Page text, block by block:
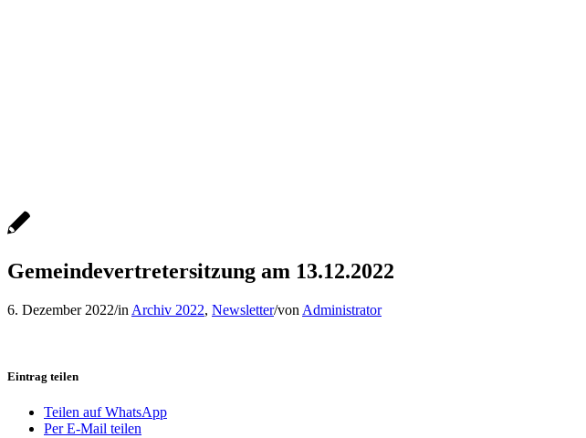
Gemeindevertretersitzung am 13.12.2022
6. Dezember 2022/in Archiv 2022, Newsletter/von Administrator
Eintrag teilen
Teilen auf WhatsApp
Per E-Mail teilen